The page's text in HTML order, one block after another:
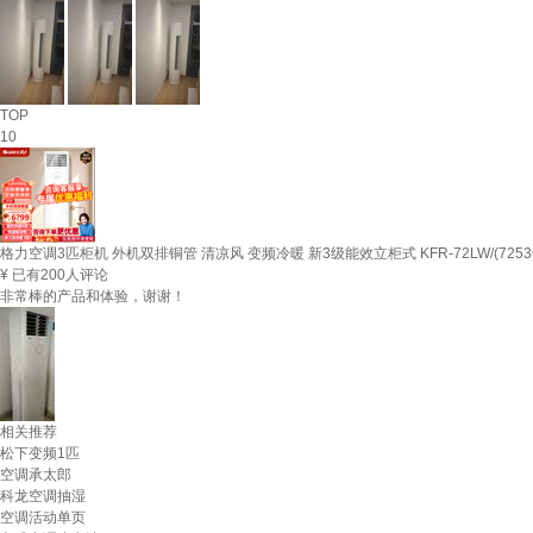
TOP
10
格力空调3匹柜机 外机双排铜管 清凉风 变频冷暖 新3级能效立柜式 KFR-72LW/
¥ 已有200人评论
非常棒的产品和体验，谢谢！
相关推荐
松下变频1匹
空调承太郎
科龙空调抽湿
空调活动单页